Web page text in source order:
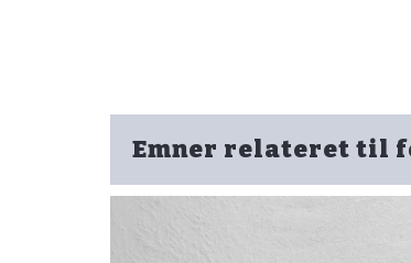
Emner relateret til